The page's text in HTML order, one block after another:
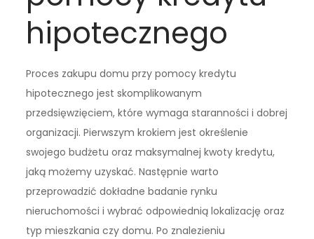
hipotecznego
Proces zakupu domu przy pomocy kredytu
hipotecznego jest skomplikowanym
przedsięwzięciem, które wymaga staranności i dobrej
organizacji. Pierwszym krokiem jest określenie
swojego budżetu oraz maksymalnej kwoty kredytu,
jaką możemy uzyskać. Następnie warto
przeprowadzić dokładne badanie rynku
nieruchomości i wybrać odpowiednią lokalizację oraz
typ mieszkania czy domu. Po znalezieniu